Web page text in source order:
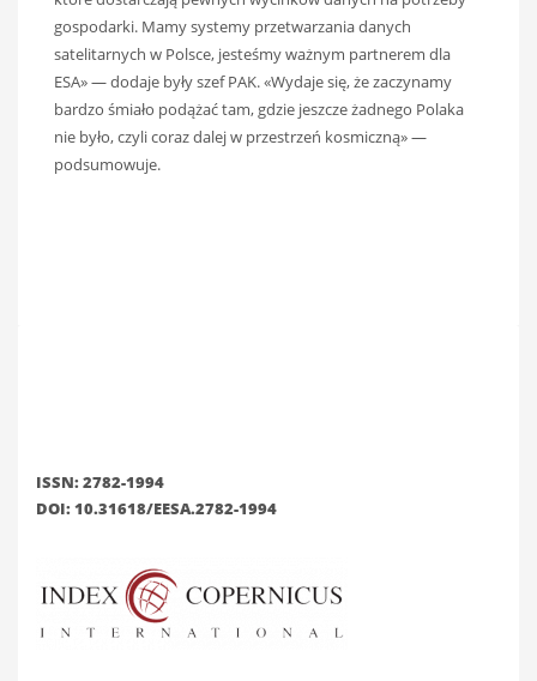
gospodarki. Mamy systemy przetwarzania danych
satelitarnych w Polsce, jesteśmy ważnym partnerem dla
ESA» — dodaje były szef PAK. «Wydaje się, że zaczynamy
bardzo śmiało podążać tam, gdzie jeszcze żadnego Polaka
nie było, czyli coraz dalej w przestrzeń kosmiczną» —
podsumowuje.
ISSN: 2782-1994
DOI: 10.31618/EESA.2782-1994